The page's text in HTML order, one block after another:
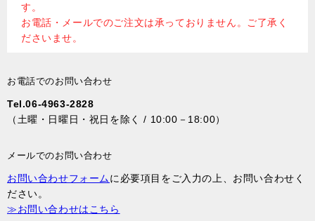
す。
お電話・メールでのご注文は承っておりません。ご了承く
ださいませ。
お電話でのお問い合わせ
Tel.06-4963-2828
（土曜・日曜日・祝日を除く / 10:00－18:00）
メールでのお問い合わせ
お問い合わせフォームに必要項目をご入力の上、お問い合わせく
ださい。
≫お問い合わせはこちら